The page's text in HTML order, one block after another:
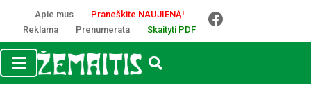
Apie mus
Praneškite NAUJIENĄ!
Reklama
Prenumerata Skaityti PDF